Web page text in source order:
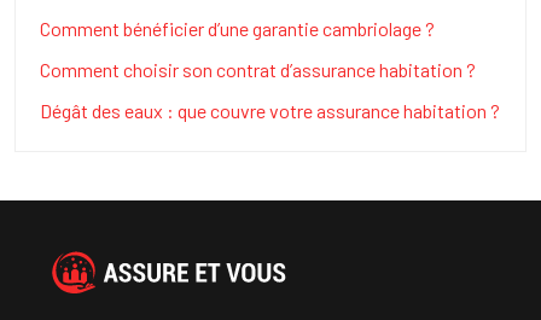
Comment bénéficier d’une garantie cambriolage ?
Comment choisir son contrat d’assurance habitation ?
Dégât des eaux : que couvre votre assurance habitation ?